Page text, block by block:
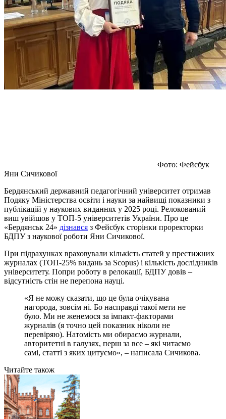
Фото: Фейсбук
Яни Сичикової
Бердянський державний педагогічний університет отримав
Подяку Міністерства освіти і науки за найвищі показники з
публікацій у наукових виданнях у 2025 році. Релокований
виш увійшов у ТОП-5 університетів України. Про це
«Бердянськ 24» дізнався з Фейсбук сторінки проректорки
БДПУ з наукової роботи Яни Сичикової.
При підрахунках враховували кількість статей у престижних
журналах (ТОП-25% видань за Scopus) і кількість дослідників
університету. Попри роботу в релокації, БДПУ довів –
відсутність стін не перепона науці.
«Я не можу сказати, що це була очікувана
нагорода, зовсім ні. Бо насправді такої мети не
було. Ми не женемося за імпакт-факторами
журналів (я точно цей показник ніколи не
перевіряю). Натомість ми обираємо журнали,
авторитетні в галузях, перш за все – які читаємо
самі, статті з яких цитуємо», – написала Сичикова.
Читайте також